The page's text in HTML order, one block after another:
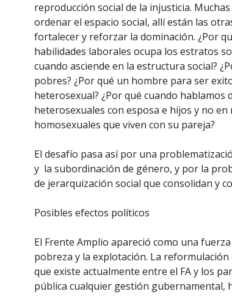
reproducción social de la injusticia.
ordenar el espacio social, allí están las
fortalecer y reforzar la dominación. ¿Por
habilidades laborales ocupa los estratos
cuando asciende en la estructura social?
pobres? ¿Por qué un hombre para ser
heterosexual? ¿Por qué cuando hablamos
heterosexuales con esposa e hijos y no
homosexuales que viven con su pareja?
El desafío pasa así por una
y la subordinación de género, y por la
de jerarquización social que consolidan y
Posibles efectos políticos
El Frente Amplio apareció como una
pobreza y la explotación. La
que existe actualmente entre el FA y los
pública cualquier gestión gubernamental,